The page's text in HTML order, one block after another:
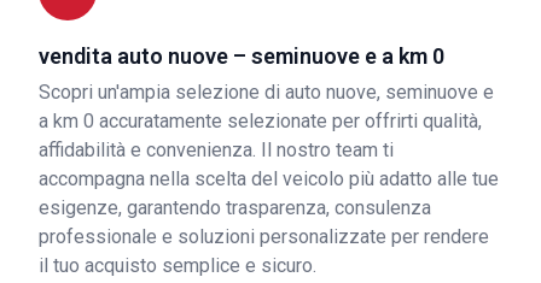
vendita auto nuove – seminuove e a km 0
Scopri un'ampia selezione di auto nuove, seminuove e
a km 0 accuratamente selezionate per offrirti qualità,
affidabilità e convenienza. Il nostro team ti
accompagna nella scelta del veicolo più adatto alle tue
esigenze, garantendo trasparenza, consulenza
professionale e soluzioni personalizzate per rendere
il tuo acquisto semplice e sicuro.